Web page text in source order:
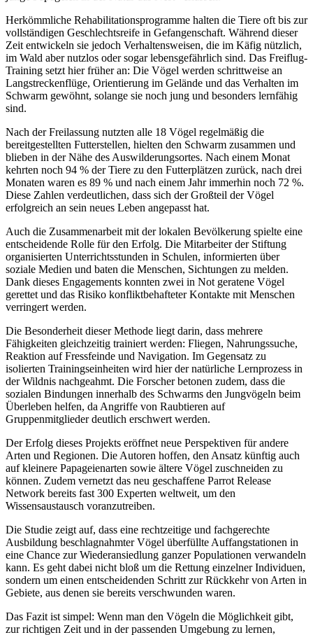
Herkömmliche Rehabilitationsprogramme halten die Tiere oft bis zur
vollständigen Geschlechtsreife in Gefangenschaft. Während dieser
Zeit entwickeln sie jedoch Verhaltensweisen, die im Käfig nützlich,
im Wald aber nutzlos oder sogar lebensgefährlich sind. Das Freiflug-
Training setzt hier früher an: Die Vögel werden schrittweise an
Langstreckenflüge, Orientierung im Gelände und das Verhalten im
Schwarm gewöhnt, solange sie noch jung und besonders lernfähig
sind.
Nach der Freilassung nutzten alle 18 Vögel regelmäßig die
bereitgestellten Futterstellen, hielten den Schwarm zusammen und
blieben in der Nähe des Auswilderungsortes. Nach einem Monat
kehrten noch 94 % der Tiere zu den Futterplätzen zurück, nach drei
Monaten waren es 89 % und nach einem Jahr immerhin noch 72 %.
Diese Zahlen verdeutlichen, dass sich der Großteil der Vögel
erfolgreich an sein neues Leben angepasst hat.
Auch die Zusammenarbeit mit der lokalen Bevölkerung spielte eine
entscheidende Rolle für den Erfolg. Die Mitarbeiter der Stiftung
organisierten Unterrichtsstunden in Schulen, informierten über
soziale Medien und baten die Menschen, Sichtungen zu melden.
Dank dieses Engagements konnten zwei in Not geratene Vögel
gerettet und das Risiko konfliktbehafteter Kontakte mit Menschen
verringert werden.
Die Besonderheit dieser Methode liegt darin, dass mehrere
Fähigkeiten gleichzeitig trainiert werden: Fliegen, Nahrungssuche,
Reaktion auf Fressfeinde und Navigation. Im Gegensatz zu
isolierten Trainingseinheiten wird hier der natürliche Lernprozess in
der Wildnis nachgeahmt. Die Forscher betonen zudem, dass die
sozialen Bindungen innerhalb des Schwarms den Jungvögeln beim
Überleben helfen, da Angriffe von Raubtieren auf
Gruppenmitglieder deutlich erschwert werden.
Der Erfolg dieses Projekts eröffnet neue Perspektiven für andere
Arten und Regionen. Die Autoren hoffen, den Ansatz künftig auch
auf kleinere Papageienarten sowie ältere Vögel zuschneiden zu
können. Zudem vernetzt das neu geschaffene Parrot Release
Network bereits fast 300 Experten weltweit, um den
Wissensaustausch voranzutreiben.
Die Studie zeigt auf, dass eine rechtzeitige und fachgerechte
Ausbildung beschlagnahmter Vögel überfüllte Auffangstationen in
eine Chance zur Wiederansiedlung ganzer Populationen verwandeln
kann. Es geht dabei nicht bloß um die Rettung einzelner Individuen,
sondern um einen entscheidenden Schritt zur Rückkehr von Arten in
Gebiete, aus denen sie bereits verschwunden waren.
Das Fazit ist simpel: Wenn man den Vögeln die Möglichkeit gibt,
zur richtigen Zeit und in der passenden Umgebung zu lernen,